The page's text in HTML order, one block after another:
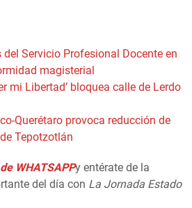
Servicio Profesional Docente en
magisterial
mi Libertad’ bloquea calle de Lerdo
Querétaro provoca reducción de
Tepotzotlán
WHATSAPPy entérate de la
del día con La Jornada Estado